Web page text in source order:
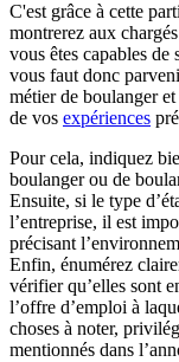
C'est grâce à cette
montrerez aux
vous êtes capables
vous faut donc
métier de boulanger
de vos expériences
Pour cela, indiquez
boulanger ou de
Ensuite, si le type
l’entreprise, il est
précisant
Enfin, énumérez
vérifier qu’elles sont
l’offre d’emploi à
choses à noter,
mentionnés dans